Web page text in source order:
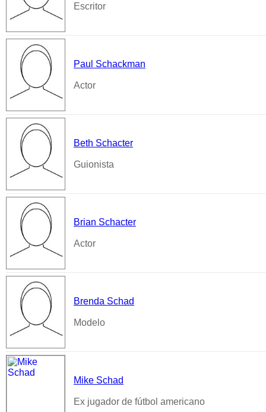
Escritor
Paul Schackman
Actor
Beth Schacter
Guionista
Brian Schacter
Actor
Brenda Schad
Modelo
Mike Schad
Ex jugador de fútbol americano